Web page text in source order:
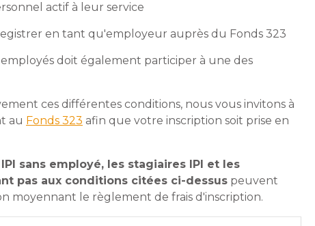
actif à leur service
en tant qu'employeur auprès du Fonds 323
doit également participer à une des
ces différentes conditions, nous vous invitons à
au Fonds 323 afin que votre inscription soit prise en
sans employé, les stagiaires IPI et les
pas aux conditions citées ci-dessus peuvent
moyennant le règlement de frais d'inscription.